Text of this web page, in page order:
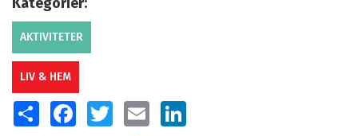
AKTIVITETER
LIV & HEM
SHARE FACEBOOKTWITTER EMAIL